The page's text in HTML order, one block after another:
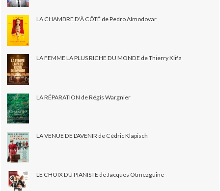
LA CHAMBRE D'À CÔTÉ de Pedro Almodovar
LA FEMME LA PLUS RICHE DU MONDE de Thierry Klifa
LA RÉPARATION de Régis Wargnier
LA VENUE DE L'AVENIR de Cédric Klapisch
LE CHOIX DU PIANISTE de Jacques Otmezguine